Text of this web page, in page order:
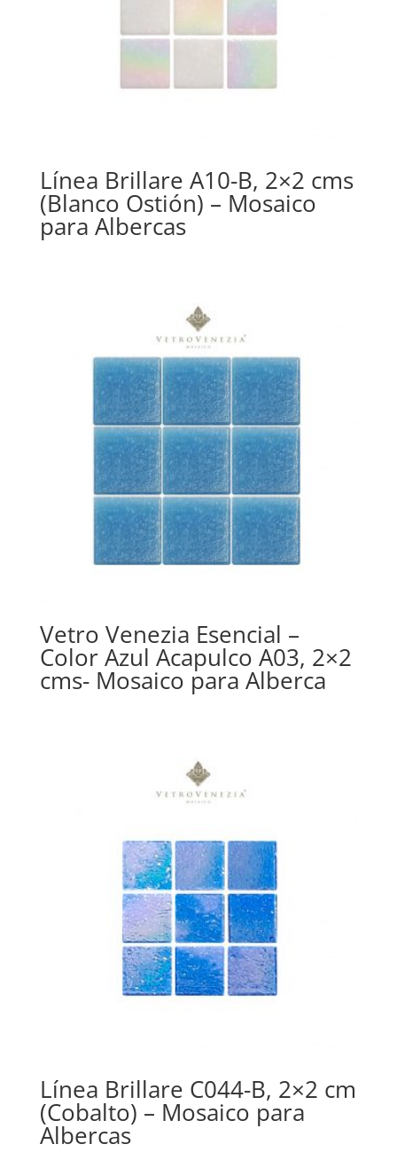
Línea Brillare A10-B, 2×2 cms
(Blanco Ostión) – Mosaico
para Albercas
Vetro Venezia Esencial –
Color Azul Acapulco A03, 2×2
cms- Mosaico para Alberca
Línea Brillare C044-B, 2×2 cm
(Cobalto) – Mosaico para
Albercas